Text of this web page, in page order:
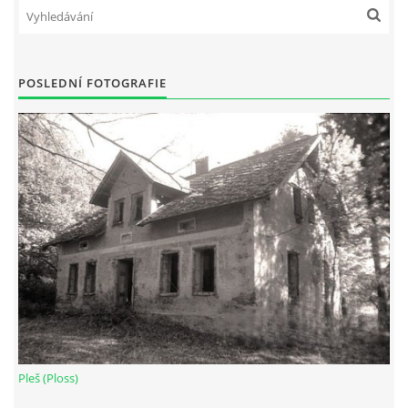
POSLEDNÍ FOTOGRAFIE
Pleš (Ploss)